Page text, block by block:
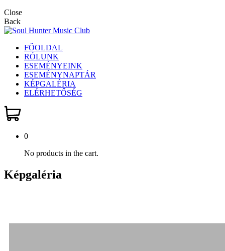
Close
Back
FŐOLDAL
RÓLUNK
ESEMÉNYEINK
ESEMÉNYNAPTÁR
KÉPGALÉRIA
ELÉRHETŐSÉG
0
No products in the cart.
Képgaléria